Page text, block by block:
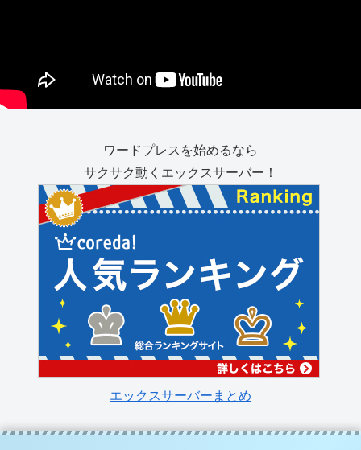
ワードプレスを始めるなら
サクサク動くエックスサーバー！
エックスサーバーまとめ